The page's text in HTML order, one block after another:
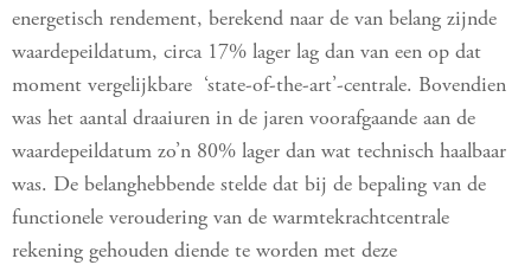
energetisch rendement, berekend naar de van belang zijnde
waardepeildatum, circa 17% lager lag dan van een op dat
moment vergelijkbare ‘state-of-the-art’-centrale. Bovendien
was het aantal draaiuren in de jaren voorafgaande aan de
waardepeildatum zo’n 80% lager dan wat technisch haalbaar
was. De belanghebbende stelde dat bij de bepaling van de
functionele veroudering van de warmtekrachtcentrale
rekening gehouden diende te worden met deze